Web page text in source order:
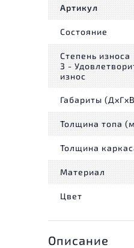
Артикул
Состояние
Степень износа
3 -
износ
Габариты
Толщина топа
Толщина
Материал
Цвет
Описание